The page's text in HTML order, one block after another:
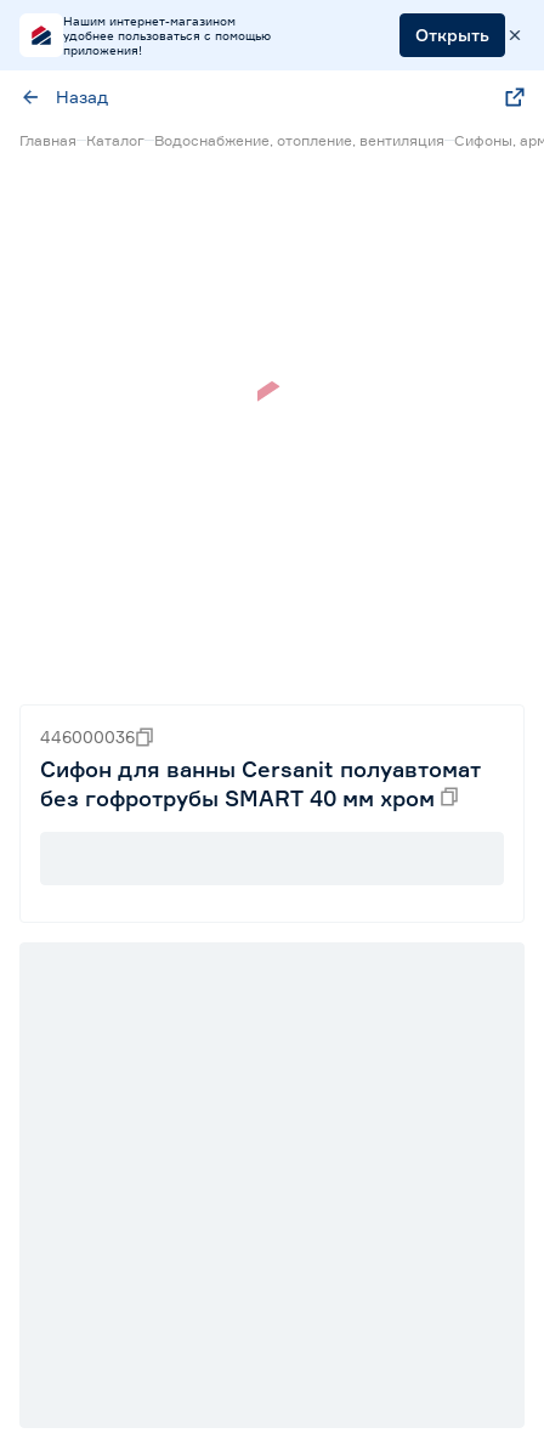
Нашим интернет-магазином
удобнее пользоваться с помощью
приложения!
Открыть
Назад
Главная Каталог Водоснабжение, отопление, вентиляция Сифоны,
446000036
Сифон для ванны Cersanit полуавтомат
без гофротрубы SMART 40 мм хром